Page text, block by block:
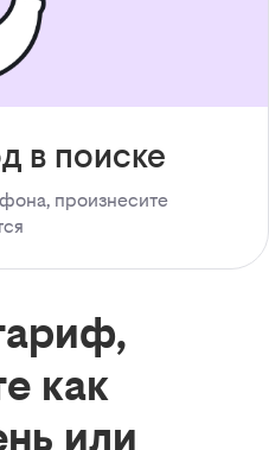
в поиске
произнесите
как
или